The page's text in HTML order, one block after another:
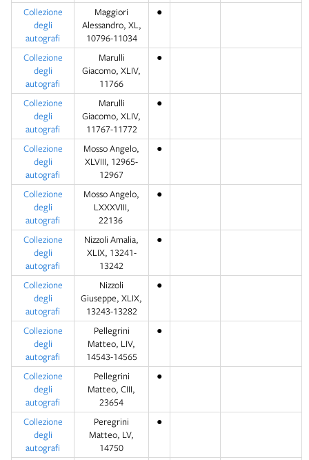
Collezione
degli
autografi
Maggiori
Alessandro, XL,
10796-11034
●
Collezione
degli
autografi
Marulli
Giacomo, XLIV,
11766
●
Collezione
degli
autografi
Marulli
Giacomo, XLIV,
11767-11772
●
Collezione
degli
autografi
Mosso Angelo,
XLVIII, 12965-
12967
●
Collezione
degli
autografi
Mosso Angelo,
LXXXVIII,
22136
●
Collezione
degli
autografi
Nizzoli Amalia,
XLIX, 13241-
13242
●
Collezione
degli
autografi
Nizzoli
Giuseppe, XLIX,
13243-13282
●
Collezione
degli
autografi
Pellegrini
Matteo, LIV,
14543-14565
●
Collezione
degli
autografi
Pellegrini
Matteo, CIII,
23654
●
Collezione
degli
autografi
Peregrini
Matteo, LV,
14750
●